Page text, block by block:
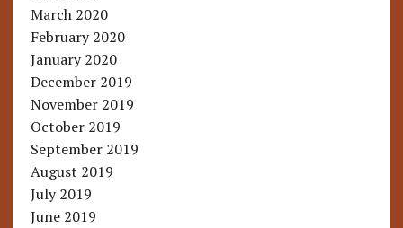
March 2020
February 2020
January 2020
December 2019
November 2019
October 2019
September 2019
August 2019
July 2019
June 2019